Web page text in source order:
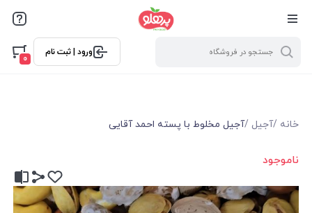
@media screen and (max-width: 500px) { .w-ch{bottom: 125px
!important; left:5px !important;} }
ورود | ثبت نام
0
خانه /آجیل /آجیل مخلوط با پسته احمد آقایی
ناموجود